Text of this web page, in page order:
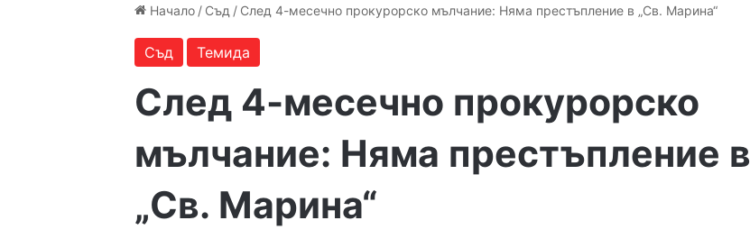
Начало / Съд / След 4-месечно прокурорско мълчание: Няма престъпление в „Св. Марина“
Съд Темида
След 4-месечно прокурорско
мълчание: Няма престъпление в
„Св. Марина“